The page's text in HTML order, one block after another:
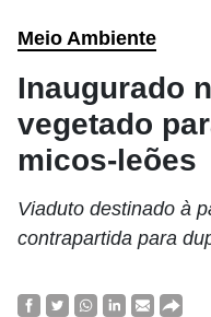
Meio Ambiente
Inaugurado
vegetado
micos-leões
Viaduto destinado à
contrapartida para